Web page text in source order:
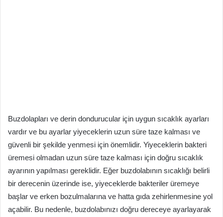
Buzdolapları ve derin dondurucular için uygun sıcaklık ayarları
vardır ve bu ayarlar yiyeceklerin uzun süre taze kalması ve
güvenli bir şekilde yenmesi için önemlidir. Yiyeceklerin bakteri
üremesi olmadan uzun süre taze kalması için doğru sıcaklık
ayarının yapılması gereklidir. Eğer buzdolabının sıcaklığı belirli
bir derecenin üzerinde ise, yiyeceklerde bakteriler üremeye
başlar ve erken bozulmalarına ve hatta gıda zehirlenmesine yol
açabilir. Bu nedenle, buzdolabınızı doğru dereceye ayarlayarak